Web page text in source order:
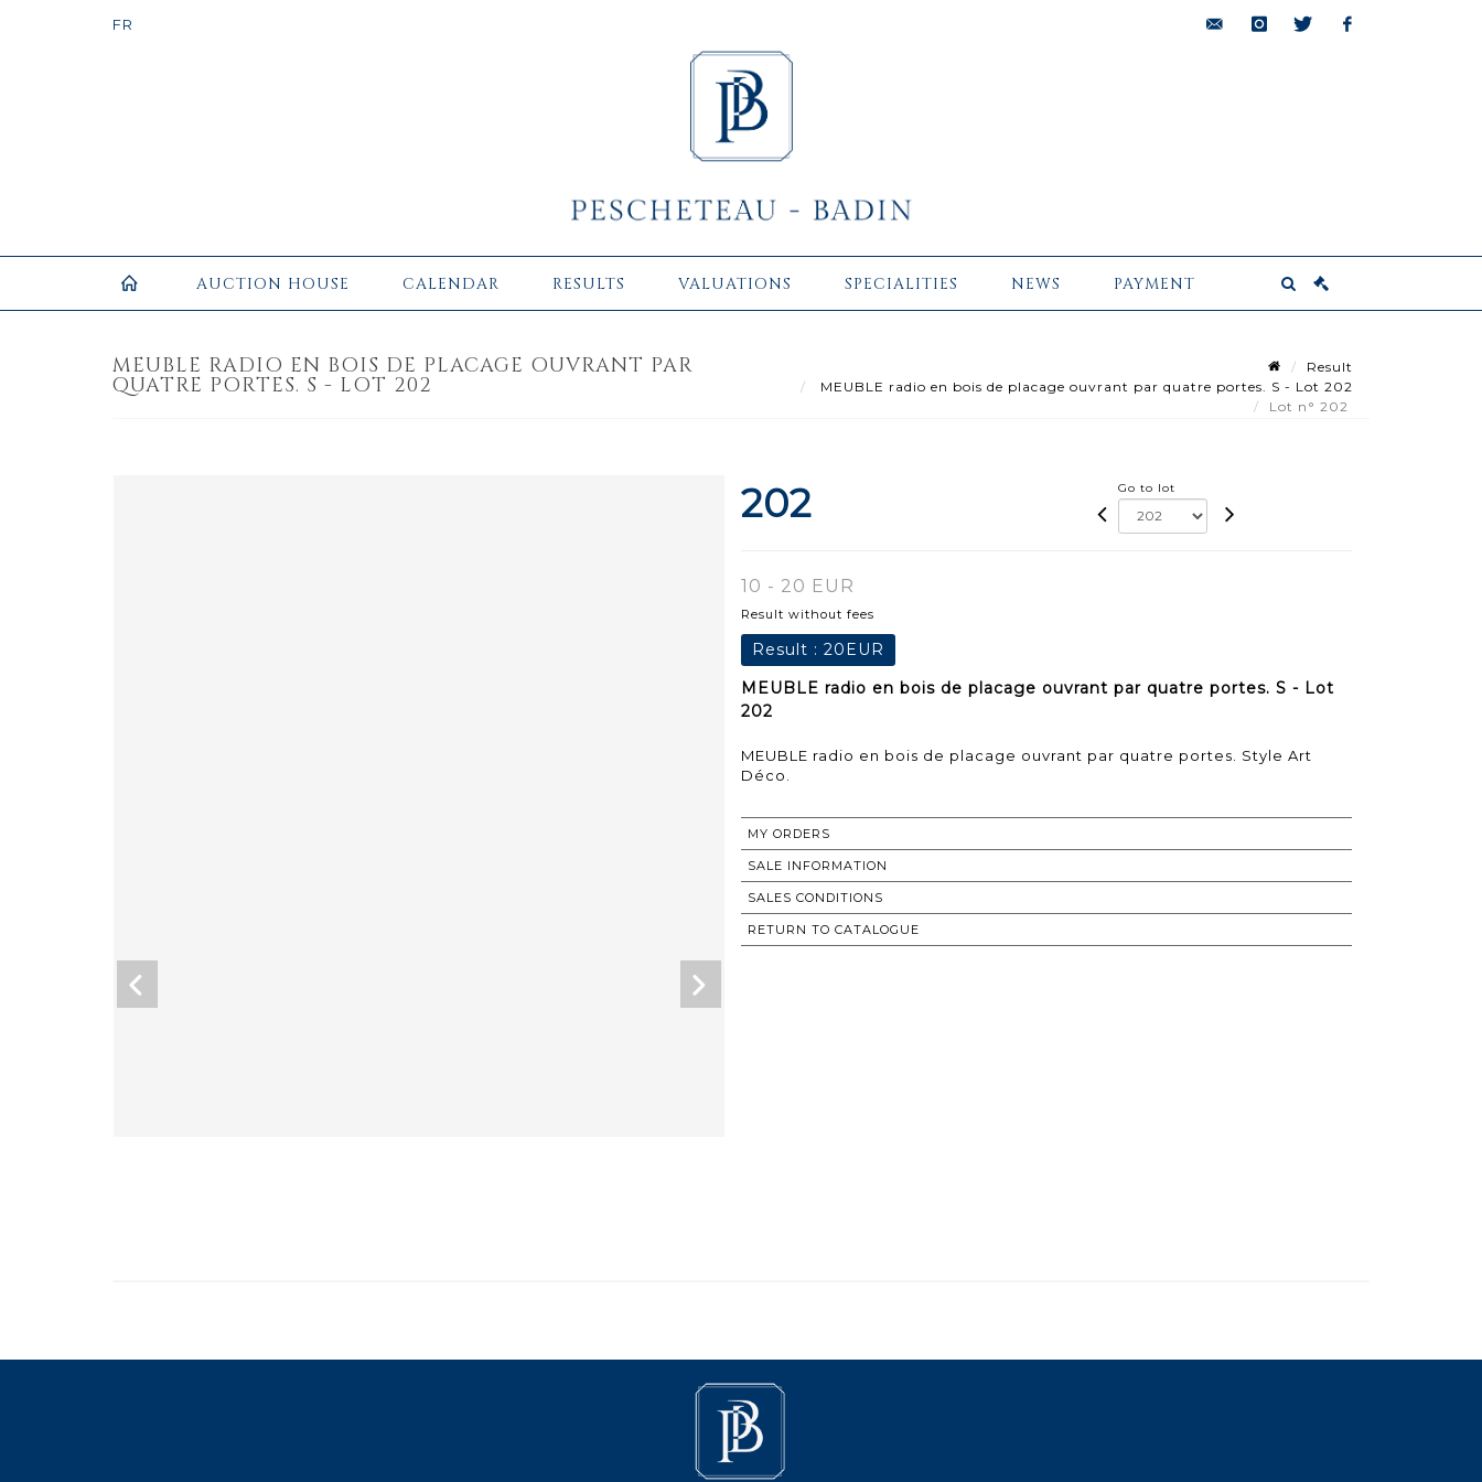
AUCTION HOUSE CALENDAR RESULTS VALUATIONS SPECIALITIES NEWS PAYMENT
MEUBLE RADIO EN BOIS DE PLACAGE OUVRANT PAR
QUATRE PORTES. S - LOT 202
Result
MEUBLE radio en bois de placage ouvrant par quatre portes. S - Lot 202
Lot n° 202
202 Go to lot
10 - 20 EUR
Result without fees
Result : 20EUR
MEUBLE radio en bois de placage ouvrant par quatre portes. S - Lot
202
MEUBLE radio en bois de placage ouvrant par quatre portes. Style Art
Déco.
MY ORDERS
SALE INFORMATION
SALES CONDITIONS
RETURN TO CATALOGUE